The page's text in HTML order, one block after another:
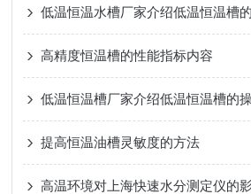
低温恒温水槽厂家介绍低温恒温槽
高精度恒温槽的性能指标内容
低温恒温槽厂家介绍低温恒温槽的
提高恒温油槽灵敏度的方法
高温环境对上海快速水分测定仪的